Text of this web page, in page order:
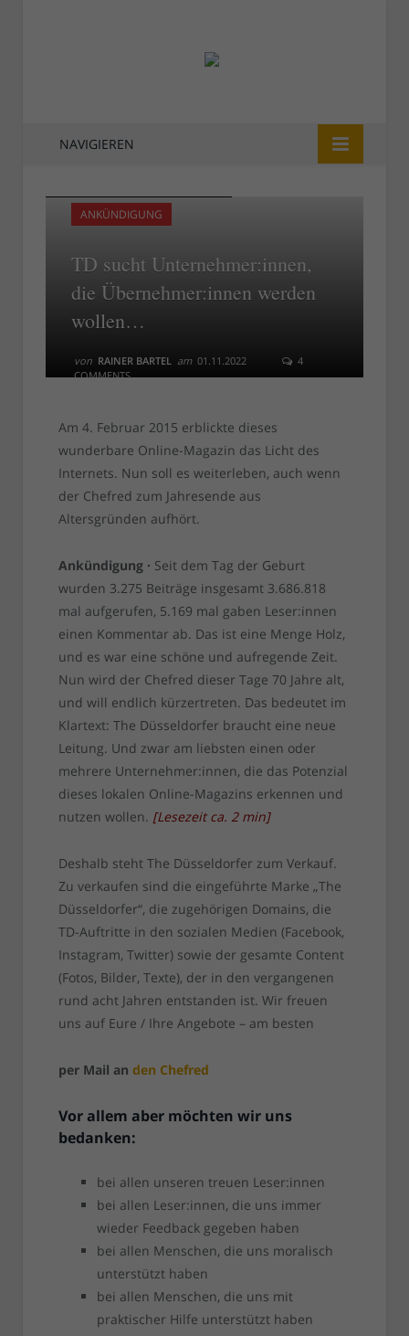
NAVIGIEREN
ANKÜNDIGUNG
TD sucht Unternehmer:innen,
die Übernehmer:innen werden
wollen…
von RAINER BARTEL am 01.11.2022
4
COMMENTS
Am 4. Februar 2015 erblickte dieses
wunderbare Online-Magazin das Licht des
Internets. Nun soll es weiterleben, auch wenn
der Chefred zum Jahresende aus
Altersgründen aufhört.
Ankündigung · Seit dem Tag der Geburt
wurden 3.275 Beiträge insgesamt 3.686.818
mal aufgerufen, 5.169 mal gaben Leser:innen
einen Kommentar ab. Das ist eine Menge Holz,
und es war eine schöne und aufregende Zeit.
Nun wird der Chefred dieser Tage 70 Jahre alt,
und will endlich kürzertreten. Das bedeutet im
Klartext: The Düsseldorfer braucht eine neue
Leitung. Und zwar am liebsten einen oder
mehrere Unternehmer:innen, die das Potenzial
dieses lokalen Online-Magazins erkennen und
nutzen wollen. [Lesezeit ca. 2 min]
Deshalb steht The Düsseldorfer zum Verkauf.
Zu verkaufen sind die eingeführte Marke „The
Düsseldorfer“, die zugehörigen Domains, die
TD-Auftritte in den sozialen Medien (Facebook,
Instagram, Twitter) sowie der gesamte Content
(Fotos, Bilder, Texte), der in den vergangenen
rund acht Jahren entstanden ist. Wir freuen
uns auf Eure / Ihre Angebote – am besten
per Mail an den Chefred
Vor allem aber möchten wir uns
bedanken:
bei allen unseren treuen Leser:innen
bei allen Leser:innen, die uns immer
wieder Feedback gegeben haben
bei allen Menschen, die uns moralisch
unterstützt haben
bei allen Menschen, die uns mit
praktischer Hilfe unterstützt haben